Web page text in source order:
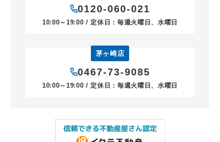
0120-060-021
10:00～19:00 / 定休日：毎週火曜日、水曜日
茅ヶ崎店
0467-73-9085
10:00～19:00 / 定休日：毎週火曜日、水曜日